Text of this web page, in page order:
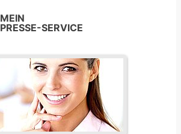
MEIN
PRESSE-SERVICE